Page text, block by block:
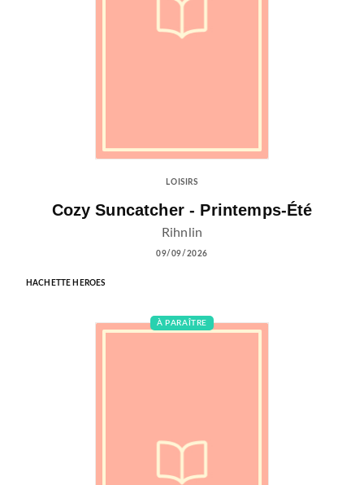
LOISIRS
Cozy Suncatcher - Printemps-Été
Rihnlin
09/09/2026
HACHETTE HEROES
À PARAÎTRE